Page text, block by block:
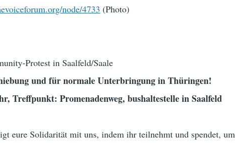
node/4733 (Photo)
Protest in Saalfeld/Saale
und für normale Unterbringung in Thüringen!
Treffpunkt: Promenadenweg, bushaltestelle in Saalfeld
eure Solidarität mit uns, indem ihr teilnehmt und spendet, um